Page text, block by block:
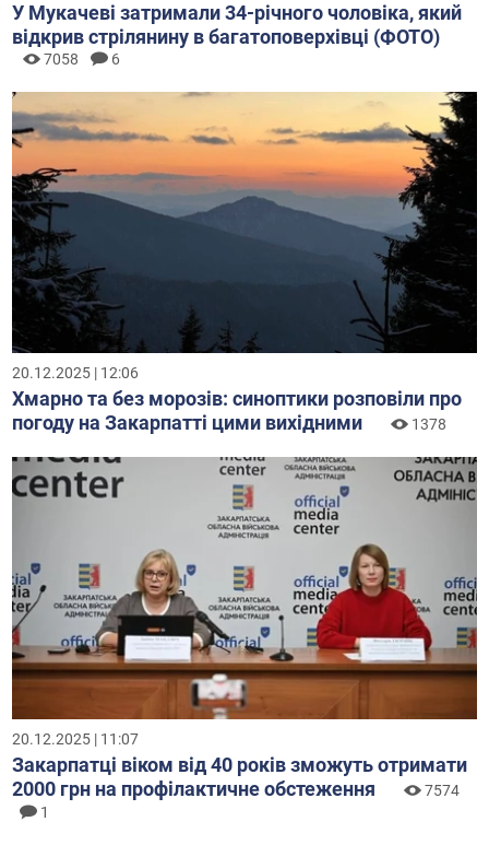
У Мукачеві затримали 34-річного чоловіка, який
відкрив стрілянину в багатоповерхівці (ФОТО)
7058 6
20.12.2025 | 12:06
Хмарно та без морозів: синоптики розповіли про
погоду на Закарпатті цими вихідними
1378
20.12.2025 | 11:07
Закарпатці віком від 40 років зможуть отримати
2000 грн на профілактичне обстеження
7574
1